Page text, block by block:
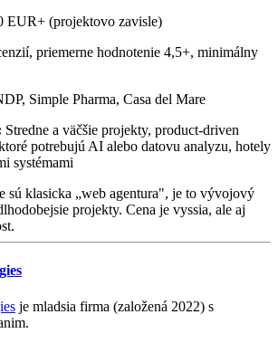
EUR+ (projektovo zavisle)
priemerne hodnotenie 4,5+, minimálny
Simple Pharma, Casa del Mare
Stredne a väčšie projekty, product-driven
potrebujú AI alebo datovu analyzu, hotely
systémami
sú klasicka „web agentura", je to vývojový
projekty. Cena je vyssia, ale aj
je mladsia firma (založená 2022) s